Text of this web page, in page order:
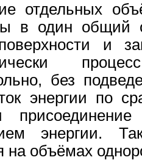
отдельных
в один общий
и
без
энергии по
энергии.
на объёмах